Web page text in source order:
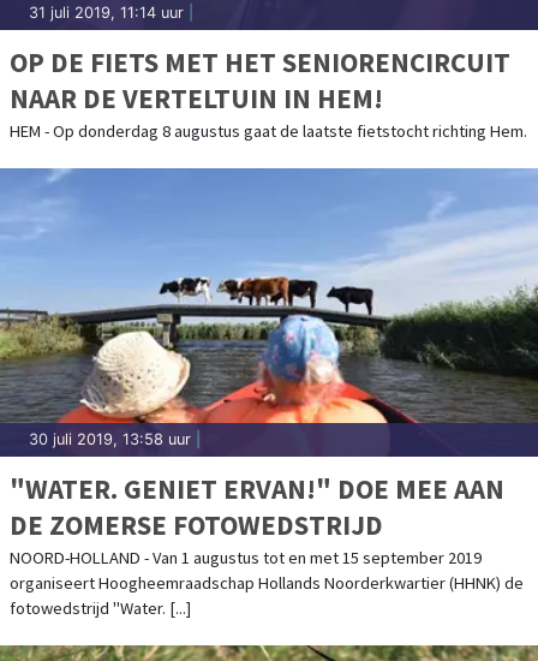
31 juli 2019, 11:14 uur
OP DE FIETS MET HET SENIORENCIRCUIT
NAAR DE VERTELTUIN IN HEM!
HEM - Op donderdag 8 augustus gaat de laatste fietstocht richting Hem.
30 juli 2019, 13:58 uur
"WATER. GENIET ERVAN!" DOE MEE AAN
DE ZOMERSE FOTOWEDSTRIJD
NOORD-HOLLAND - Van 1 augustus tot en met 15 september 2019
organiseert Hoogheemraadschap Hollands Noorderkwartier (HHNK) de
fotowedstrijd "Water. [...]